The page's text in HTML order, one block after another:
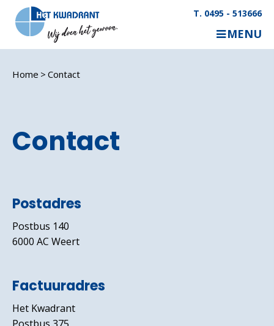
T. 0495 - 513666
MENU
Home Contact
Contact
Postadres
Postbus 140
6000 AC Weert
Factuuradres
Het Kwadrant